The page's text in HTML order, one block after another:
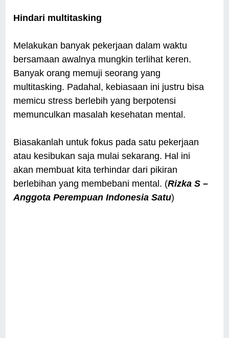
Hindari multitasking
Melakukan banyak pekerjaan dalam waktu
bersamaan awalnya mungkin terlihat keren.
Banyak orang memuji seorang yang
multitasking. Padahal, kebiasaan ini justru bisa
memicu stress berlebih yang berpotensi
memunculkan masalah kesehatan mental.
Biasakanlah untuk fokus pada satu pekerjaan
atau kesibukan saja mulai sekarang. Hal ini
akan membuat kita terhindar dari pikiran
berlebihan yang membebani mental. (Rizka S –
Anggota Perempuan Indonesia Satu)